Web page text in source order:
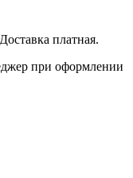
платная.
при оформлении